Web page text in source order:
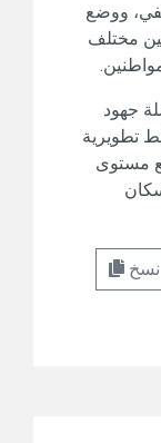
ووضع
مختلف
جهود
تطويرية
مستوى
نسخ